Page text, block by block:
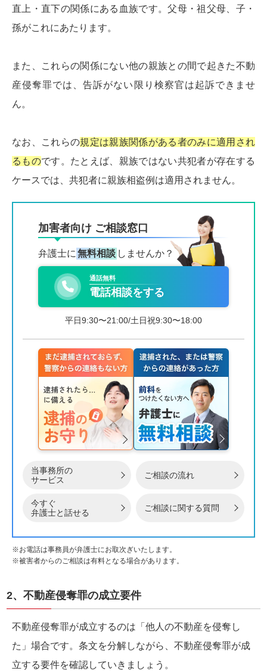
直上・直下の関係にある血族です。父母・祖父母、子・
孫がこれにあたります。
また、これらの関係にない他の親族との間で起きた不動
産侵奪罪では、告訴がない限り検察官は起訴できませ
ん。
なお、これらの規定は親族関係がある者のみに適用され
るものです。たとえば、親族ではない共犯者が存在する
ケースでは、共犯者に親族相盗例は適用されません。
加害者向け ご相談窓口
弁護士に 無料相談 しませんか？
通話無料
電話相談をする
平日9:30〜21:00/土日祝9:30〜18:00
当事務所の
サービス
ご相談の流れ
今すぐ
弁護士と話せる
ご相談に関する質問
※お電話は事務員が弁護士にお取次ぎいたします。
※被害者からのご相談は有料となる場合があります。
2、不動産侵奪罪の成立要件
不動産侵奪罪が成立するのは「他人の不動産を侵奪し
た」場合です。条文を分解しながら、不動産侵奪罪が成
立する要件を確認していきましょう。